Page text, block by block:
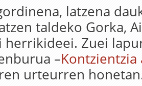
latzena
taldeko Gorka,
herrikideei. Zuei
–
urteurren